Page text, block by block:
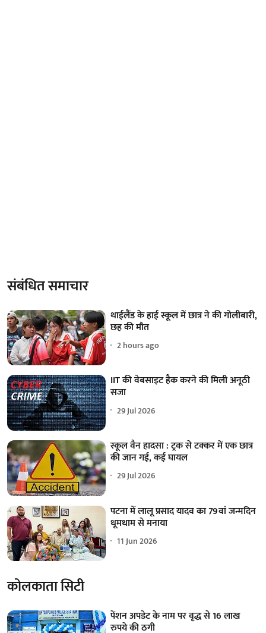
संबंधित समाचार
थाईलैंड के हाई स्कूल में छात्र ने की गोलीबारी,
छह की मौत
2 hours ago
IIT की वेबसाइट हैक करने की मिली अनूठी
सजा
29 Jul 2026
स्कूल वैन हादसा : ट्रक से टक्कर में एक छात्र
की जान गई, कई घायल
29 Jul 2026
पटना में लालू प्रसाद यादव का 79वां जन्मदिन
धूमधाम से मनाया
11 Jun 2026
कोलकाता सिटी
पेंशन अपडेट के नाम पर वृद्ध से 16 लाख
रुपये की ठगी